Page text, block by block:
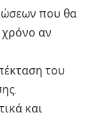
που θα
χρόνο αν
του
και